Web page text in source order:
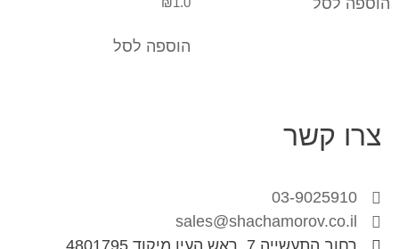
הוספה לסל
הוספה לסל
צרו קשר
03-9025910
sales@shachamorov.co.il